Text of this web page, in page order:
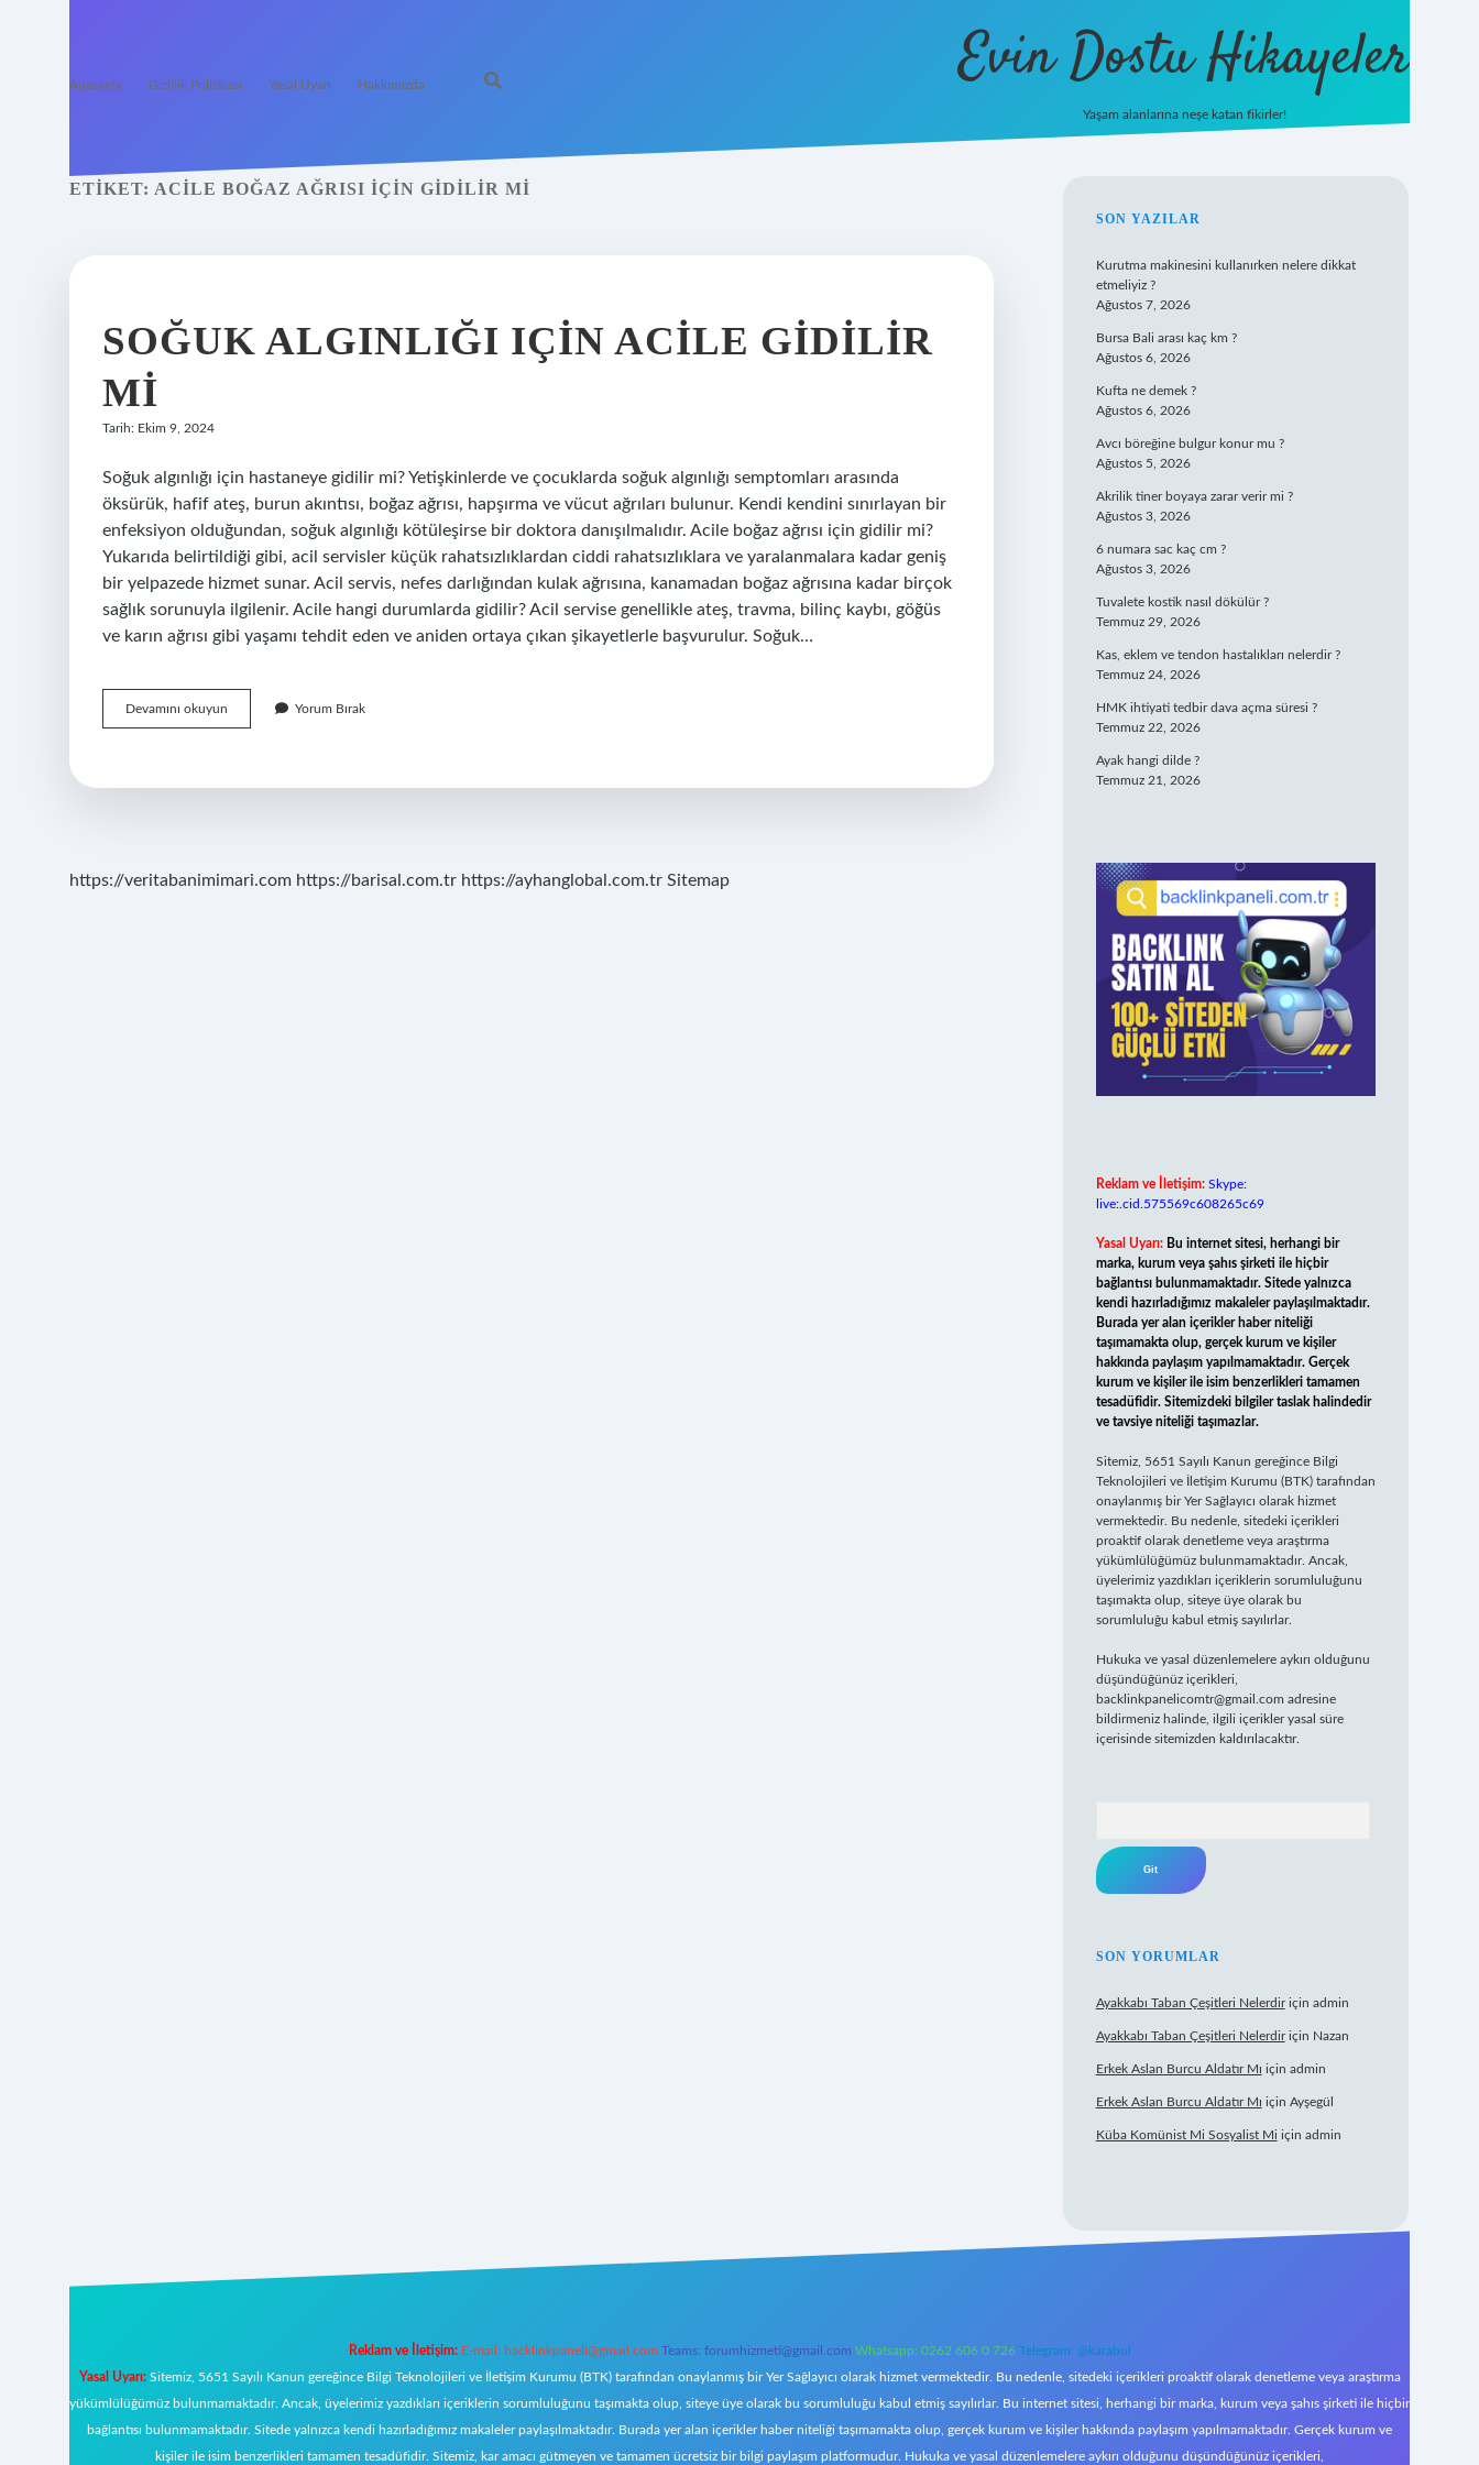
Anasayfa Gizlilik Politikası Yasal Uyarı Hakkımızda Evin Dostu Hikayeler
Yaşam alanlarına neşe katan fikirler!
ETIKET: ACILE BOĞAZ AĞRISI IÇIN GIDILIR MI
SOĞUK ALGINLIĞI IÇIN ACILE GIDILIR
MI
Tarih: Ekim 9, 2024
Soğuk algınlığı için hastaneye gidilir mi? Yetişkinlerde ve çocuklarda soğuk algınlığı semptomları arasında
öksürük, hafif ateş, burun akıntısı, boğaz ağrısı, hapşırma ve vücut ağrıları bulunur. Kendi kendini sınırlayan bir
enfeksiyon olduğundan, soğuk algınlığı kötüleşirse bir doktora danışılmalıdır. Acile boğaz ağrısı için gidilir mi?
Yukarıda belirtildiği gibi, acil servisler küçük rahatsızlıklardan ciddi rahatsızlıklara ve yaralanmalara kadar geniş
bir yelpazede hizmet sunar. Acil servis, nefes darlığından kulak ağrısına, kanamadan boğaz ağrısına kadar birçok
sağlık sorunuyla ilgilenir. Acile hangi durumlarda gidilir? Acil servise genellikle ateş, travma, bilinç kaybı, göğüs
ve karın ağrısı gibi yaşamı tehdit eden ve aniden ortaya çıkan şikayetlerle başvurulur. Soğuk…
Devamını okuyun
Algınlığı
Gidilir
Yorum Bırak
https://veritabanimimari.com https://barisal.com.tr https://ayhanglobal.com.tr Sitemap
SIDEBAR
SON YAZILAR
Kurutma makinesini kullanırken nelere dikkat
etmeliyiz ?
Ağustos 7, 2026
Bursa Bali arası kaç km ?
Ağustos 6, 2026
Kufta ne demek ?
Ağustos 6, 2026
Avcı böreğine bulgur konur mu ?
Ağustos 5, 2026
Akrilik tiner boyaya zarar verir mi ?
Ağustos 3, 2026
6 numara sac kaç cm ?
Ağustos 3, 2026
Tuvalete kostik nasıl dökülür ?
Temmuz 29, 2026
Kas, eklem ve tendon hastalıkları nelerdir ?
Temmuz 24, 2026
HMK ihtiyati tedbir dava açma süresi ?
Temmuz 22, 2026
Ayak hangi dilde ?
Temmuz 21, 2026
Reklam ve İletişim: Skype:
live:.cid.575569c608265c69
Yasal Uyarı: Bu internet sitesi, herhangi bir
marka, kurum veya şahıs şirketi ile hiçbir
bağlantısı bulunmamaktadır. Sitede yalnızca
kendi hazırladığımız makaleler paylaşılmaktadır.
Burada yer alan içerikler haber niteliği
taşımamakta olup, gerçek kurum ve kişiler
hakkında paylaşım yapılmamaktadır. Gerçek
kurum ve kişiler ile isim benzerlikleri tamamen
tesadüfidir. Sitemizdeki bilgiler taslak halindedir
ve tavsiye niteliği taşımazlar.
Sitemiz, 5651 Sayılı Kanun gereğince Bilgi
Teknolojileri ve İletişim Kurumu (BTK) tarafından
onaylanmış bir Yer Sağlayıcı olarak hizmet
vermektedir. Bu nedenle, sitedeki içerikleri
proaktif olarak denetleme veya araştırma
yükümlülüğümüz bulunmamaktadır. Ancak,
üyelerimiz yazdıkları içeriklerin sorumluluğunu
taşımakta olup, siteye üye olarak bu
sorumluluğu kabul etmiş sayılırlar.
Hukuka ve yasal düzenlemelere aykırı olduğunu
düşündüğünüz içerikleri,
backlinkpanelicomtr@gmail.com adresine
bildirmeniz halinde, ilgili içerikler yasal süre
içerisinde sitemizden kaldırılacaktır.
SON YORUMLAR
Ayakkabı Taban Çeşitleri Nelerdiriçin admin
Ayakkabı Taban Çeşitleri Nelerdiriçin Nazan
Erkek Aslan Burcu Aldatır Mı için admin
Erkek Aslan Burcu Aldatır Mı için Ayşegül
Küba Komünist Mi Sosyalist Mi için admin
Reklam ve İletişim: E-mail: backlinkpaneli@gmail.com Teams: forumhizmeti@gmail.com Whatsapp: 0262 606 0 726 Telegram: @karabul
Yasal Uyarı:Sitemiz, 5651 Sayılı Kanun gereğince Bilgi Teknolojileri ve İletişim Kurumu (BTK) tarafından onaylanmış bir Yer Sağlayıcı olarak hizmet vermektedir. Bu nedenle, sitedeki içerikleri proaktif olarak denetleme veya araştırma
yükümlülüğümüz bulunmamaktadır. Ancak, üyelerimiz yazdıkları içeriklerin sorumluluğunu taşımakta olup, siteye üye olarak bu sorumluluğu kabul etmiş sayılırlar. Bu internet sitesi, herhangi bir marka, kurum veya şahıs şirketi ile hiçbir
bağlantısı bulunmamaktadır. Sitede yalnızca kendi hazırladığımız makaleler paylaşılmaktadır. Burada yer alan içerikler haber niteliği taşımamakta olup, gerçek kurum ve kişiler hakkında paylaşım yapılmamaktadır. Gerçek kurum ve
kişiler ile isim benzerlikleri tamamen tesadüfidir. Sitemiz, kar amacı gütmeyen ve tamamen ücretsiz bir bilgi paylaşım platformudur. Hukuka ve yasal düzenlemelere aykırı olduğunu düşündüğünüz içerikleri,